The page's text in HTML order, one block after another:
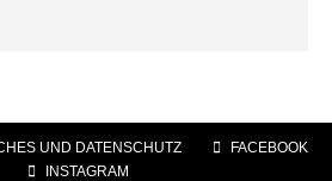
UND DATENSCHUTZ
FACEBOOK
INSTAGRAM